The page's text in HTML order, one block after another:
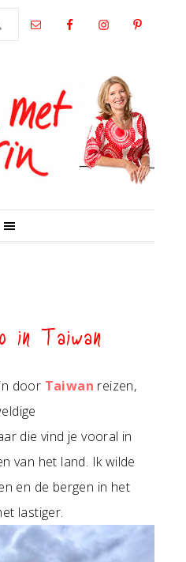
in Taiwan
door Taiwan reizen,
die vind je vooral in
van het land. Ik wilde
en de bergen in het
lastiger.